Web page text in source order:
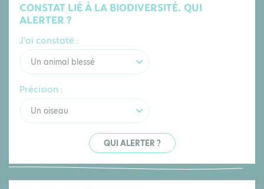
CONSTAT LIÉ À LA BIODIVERSITÉ. QUI
ALERTER ?
J'ai constaté :
Un animal blessé
Précision :
Un oiseau
QUI ALERTER ?